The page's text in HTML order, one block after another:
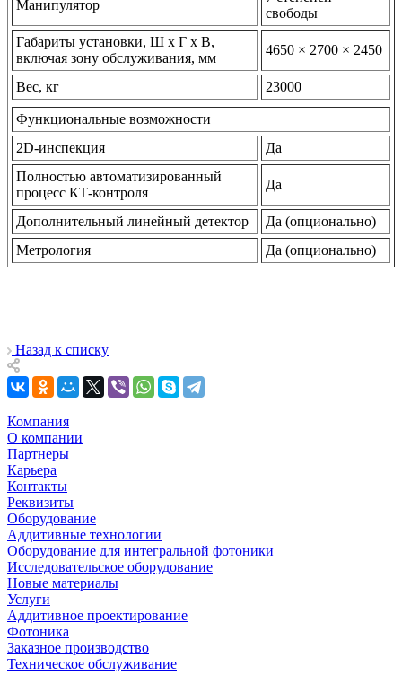
Манипулятор
свободы
Габариты установки, Ш х Г х В,
включая зону обслуживания, мм
4650 × 2700 × 2450
Вес, кг 23000
Функциональные возможности
2D-инспекция
Да
Полностью автоматизированный
процесс КТ-контроля
Да
Дополнительный линейный детектор
Да (опционально)
Метрология
Да (опционально)
Назад к списку
Компания
О компании
Партнеры
Карьера
Контакты
Реквизиты
Оборудование
Аддитивные технологии
Оборудование для интегральной фотоники
Исследовательское оборудование
Новые материалы
Услуги
Аддитивное проектирование
Фотоника
Заказное производство
Техническое обслуживание